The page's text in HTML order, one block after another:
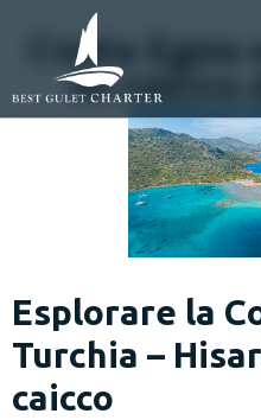
Costa
in caicco
Esplorare la
Turchia –
caicco